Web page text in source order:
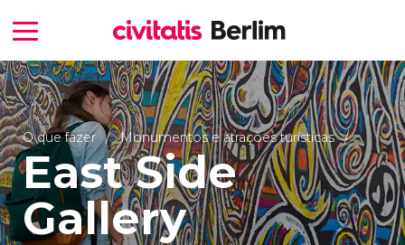
O que fazer Monumentos e atrações turísticas
East Side
Gallery